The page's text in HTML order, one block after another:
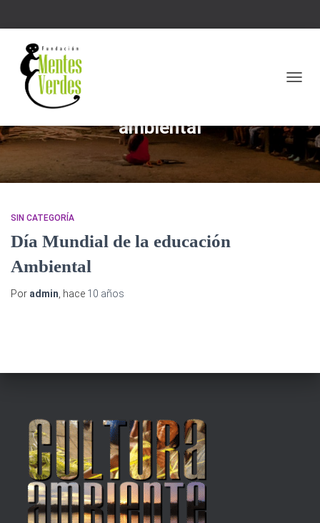
ambiental
SIN CATEGORÍA
Día Mundial de la educación
Ambiental
Por admin , hace 10 años